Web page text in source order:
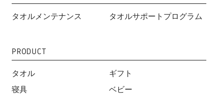
タオルメンテナンス タオルサポートプログラム
PRODUCT
タオル
ギフト
寝具
ベビー